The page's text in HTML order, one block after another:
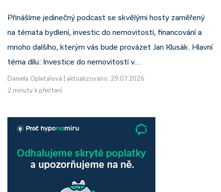
Přinášíme jedinečný podcast se skvělými hosty zaměřený
na témata bydlení, investic do nemovitostí, financování a
mnoho dalšího, kterým vás bude provázet Jan Klusák. Hlavní
téma dílu: Investice do nemovitostí v…
Daniela Opletalová
aktualizováno: 29.07.2026
2 minuty k přečtení